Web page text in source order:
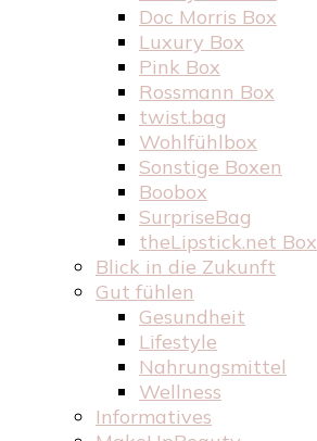
Doc Morris Box
Luxury Box
Pink Box
Rossmann Box
twist.bag
Wohlfühlbox
Sonstige Boxen
Boobox
SurpriseBag
theLipstick.net Box
Blick in die Zukunft
Gut fühlen
Gesundheit
Lifestyle
Nahrungsmittel
Wellness
Informatives